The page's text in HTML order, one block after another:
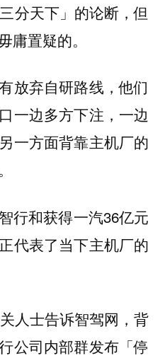
分天下」的论断，但
庸置疑的。
放弃自研路线，他们
一边多方下注，一边
一方面背靠主机厂的
行和获得一汽36亿元
代表了当下主机厂的
人士告诉智驾网，背
公司内部群发布「停